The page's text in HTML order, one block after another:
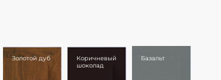
Золотой дуб
Коричневый
шоколад
Базальт